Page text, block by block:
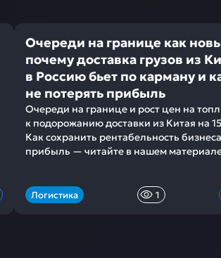
Очереди на границе как
почему доставка грузов из
в Россию бьет по карману и
не потерять прибыль
Очереди на границе и рост цен на
к подорожанию доставки из Китая на
Как сохранить рентабельность
прибыль — читайте в нашем
Логистика 1